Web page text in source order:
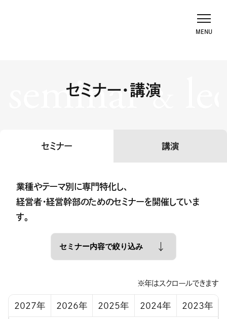
セミナー・講演
seminar&
セミナー 講演
業種やテーマ別に専門特化し、
経営者・経営幹部のためのセミナーを開催していま
す。
※年はスクロールできます
2027年 2026年 2025年 2024年 2023年